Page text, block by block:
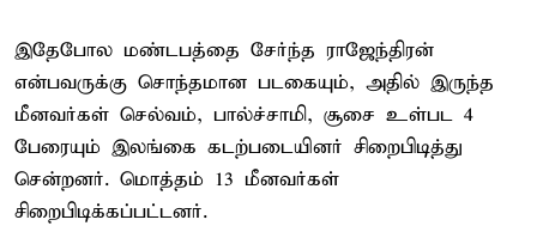
இதேபோல மண்டபத்தை சேர்ந்த ராஜேந்திரன்
என்பவருக்கு சொந்தமான படகையும், அதில் இருந்த
மீனவர்கள் செல்வம், பால்ச்சாமி, சூசை உள்பட 4
பேரையும் இலங்கை கடற்படையினர் சிறைபிடித்து
சென்றனர். மொத்தம் 13 மீனவர்கள்
சிறைபிடிக்கப்பட்டனர்.